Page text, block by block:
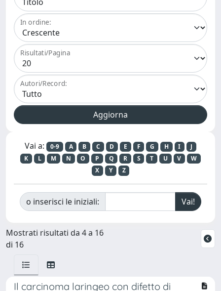
In ordine:
Risultati/Pagina
Autori/Record:
Vai a: 0-9 A B C D E F G H I
J
K
L M N O P Q R S T U V
W
X
Y Z
o inserisci le iniziali:
Mostrati risultati da 4 a 16
di 16
Il carcinoma laringeo con difetto di